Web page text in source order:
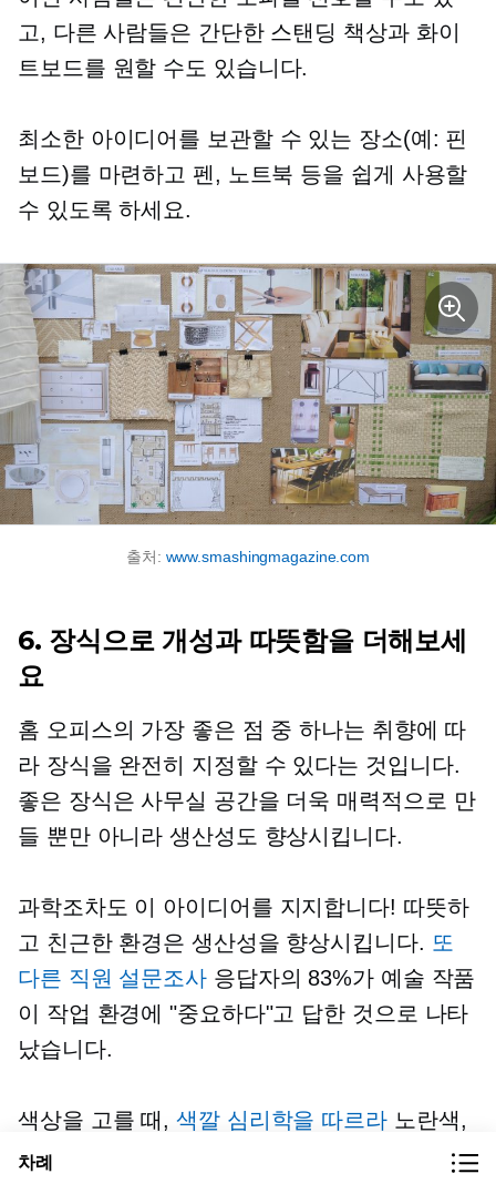
고, 다른 사람들은 간단한 스탠딩 책상과 화이
트보드를 원할 수도 있습니다.
최소한 아이디어를 보관할 수 있는 장소(예: 핀
보드)를 마련하고 펜, 노트북 등을 쉽게 사용할
수 있도록 하세요.
출처: www.smashingmagazine.com
6. 장식으로 개성과 따뜻함을 더해보세
요
홈 오피스의 가장 좋은 점 중 하나는 취향에 따
라 장식을 완전히 지정할 수 있다는 것입니다.
좋은 장식은 사무실 공간을 더욱 매력적으로 만
들 뿐만 아니라 생산성도 향상시킵니다.
과학조차도 이 아이디어를 지지합니다! 따뜻하
고 친근한 환경은 생산성을 향상시킵니다. 또
다른 직원 설문조사 응답자의 83%가 예술 작품
이 작업 환경에 "중요하다"고 답한 것으로 나타
났습니다.
색상을 고를 때, 색깔 심리학을 따르라노란색,
주황색, 빨간색과 같이 에너지를 유발하는 색상
차례